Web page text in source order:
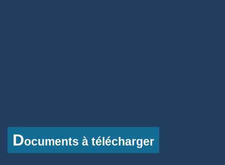
Documents à télécharger